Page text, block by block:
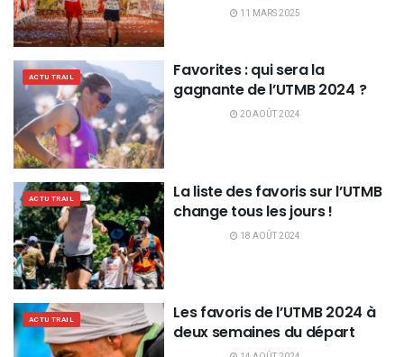
11 MARS 2025
ACTU TRAIL
Favorites : qui sera la
gagnante de l’UTMB 2024 ?
20 AOÛT 2024
ACTU TRAIL
La liste des favoris sur l’UTMB
change tous les jours !
18 AOÛT 2024
ACTU TRAIL
Les favoris de l’UTMB 2024 à
deux semaines du départ